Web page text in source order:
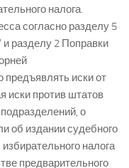
налога.
согласно разделу 5
и разделу 2 Поправки
иски от
иски против штатов
о
об издании судебного
налога
предварительного